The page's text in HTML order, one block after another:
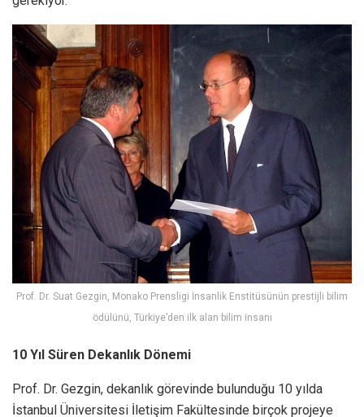
Prof. Dr. Suat Gezgin, Monako Prensligi İnsanlik Enstitüsünün prestijli bilim
ödülünü, Türkiye’den ilk alan bilim insanı
10 Yıl Süren Dekanlık Dönemi
Prof. Dr. Gezgin, dekanlık görevinde bulunduğu 10 yılda
İstanbul Üniversitesi İletişim Fakültesinde birçok projeye